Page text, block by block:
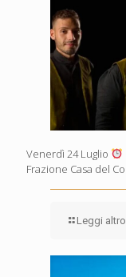
Venerdì 24 Luglio
Frazione Casa del
Leggi altro